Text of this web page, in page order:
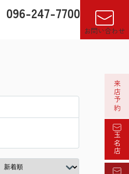
096-247-7700
お問い合わせ
来店予約
玉名店